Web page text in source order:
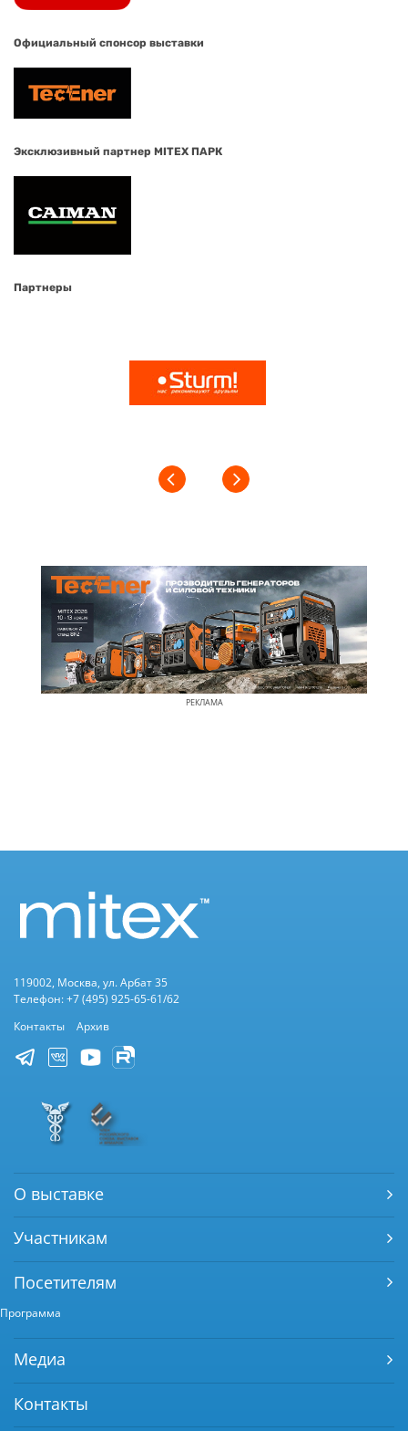
Официальный спонсор выставки
Эксклюзивный партнер MITEX ПАРК
Партнеры
РЕКЛАМА
119002, Москва, ул. Арбат 35
Телефон: +7 (495) 925-65-61/62
Контакты
Архив
О выставке
Участникам
Посетителям
Программа
Медиа
Контакты